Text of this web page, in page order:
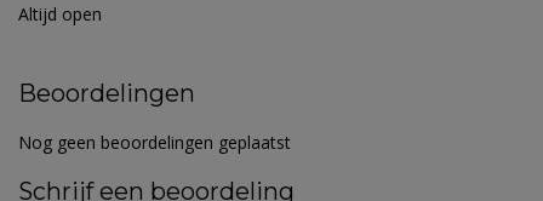
Altijd open
Beoordelingen
Nog geen beoordelingen geplaatst
Schrijf een beoordeling